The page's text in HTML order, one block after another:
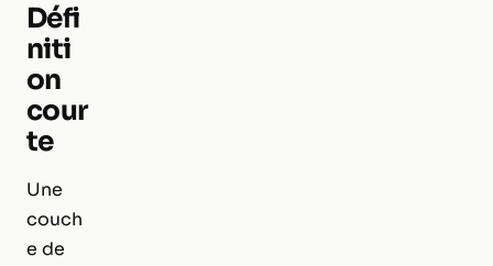
Défi
niti
on
cour
te
Une
couch
e de